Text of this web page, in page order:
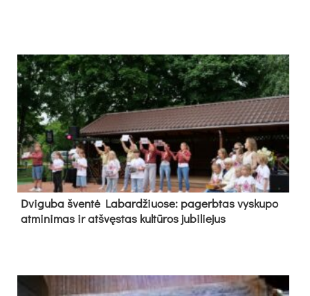
Dvi­gu­ba šven­tė La­bar­džiuo­se: pa­gerb­tas vys­ku­po
at­mi­ni­mas ir at­švęs­tas kul­tū­ros ju­bi­lie­jus